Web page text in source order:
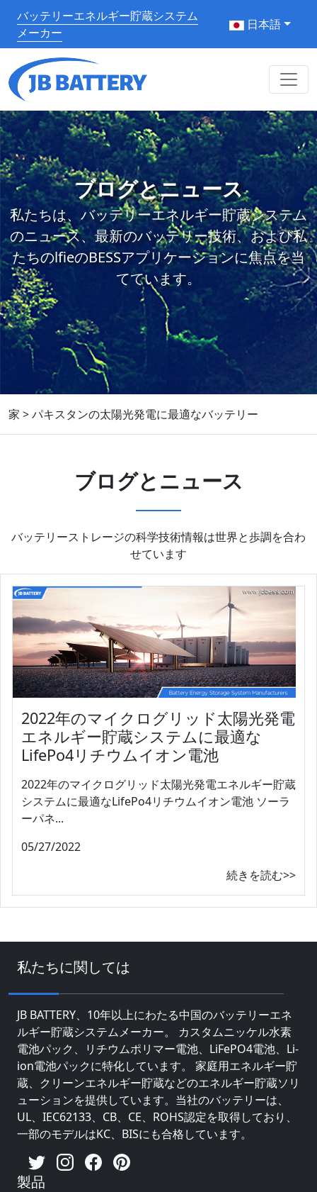
バッテリーエネルギー貯蔵システム
メーカー
日本語
ブログとニュース
私たちは、バッテリーエネルギー貯蔵システム
のニュース、最新のバッテリー技術、および私
たちのlfieのBESSアプリケーションに焦点を当
てています。
家 >パキスタンの太陽光発電に最適なバッテリー
ブログとニュース
バッテリーストレージの科学技術情報は世界と歩調を合わ
せています
2022年のマイクログリッド太陽光発電
エネルギー貯蔵システムに最適な
LifePo4リチウムイオン電池
2022年のマイクログリッド太陽光発電エネルギー貯蔵
システムに最適なLifePo4リチウムイオン電池 ソーラ
ーパネ...
05/27/2022
続きを読む>>
私たちに関しては
JB BATTERY、10年以上にわたる中国のバッテリーエネ
ルギー貯蔵システムメーカー。 カスタムニッケル水素
電池パック、リチウムポリマー電池、LiFePO4電池、Li-
ion電池パックに特化しています。 家庭用エネルギー貯
蔵、クリーンエネルギー貯蔵などのエネルギー貯蔵ソリ
ューションを提供しています。当社のバッテリーは、
UL、IEC62133、CB、CE、ROHS認定を取得しており、
一部のモデルはKC、BISにも合格しています。
製品